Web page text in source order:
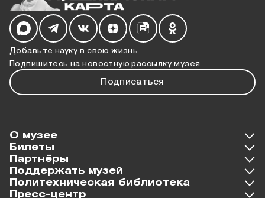
Добавьте науку в свою жизнь
Подпишитесь на новостную рассылку музея
Подписаться
Мы в социальных сетях
О музее
Билеты
Партнёры
Поддержать музей
Политехническая библиотека
Пресс-центр